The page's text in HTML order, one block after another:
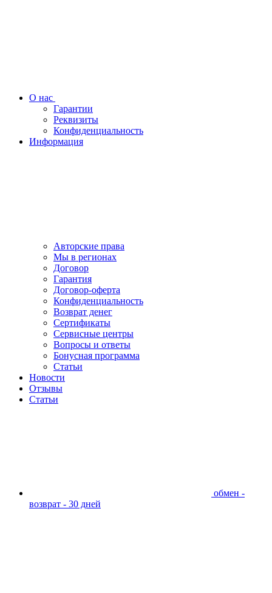
О нас
Гарантии
Реквизиты
Конфиденциальность
Информация
Авторские права
Мы в регионах
Договор
Гарантия
Договор-оферта
Конфиденциальность
Возврат денег
Сертификаты
Сервисные центры
Вопросы и ответы
Бонусная программа
Статьи
Новости
Отзывы
Статьи
обмен -
возврат - 30 дней